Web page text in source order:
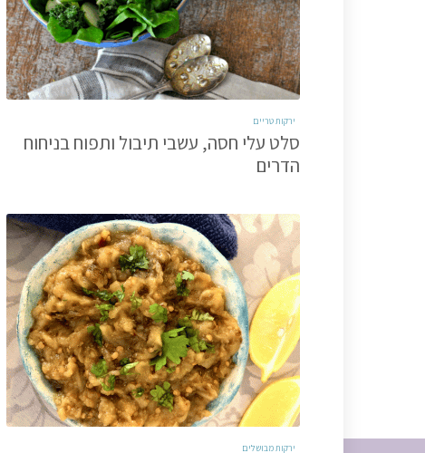
ירקות טריים
סלט עלי חסה, עשבי תיבול ותפוח בניחוח
הדרים
ירקות מבושלים